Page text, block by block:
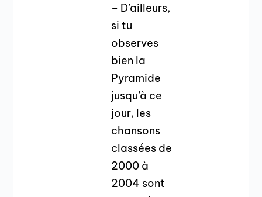
– D’ailleurs,
si tu
observes
bien la
Pyramide
jusqu’à ce
jour, les
chansons
classées de
2000 à
2004 sont